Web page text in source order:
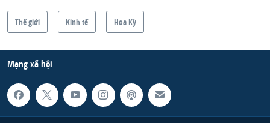
Thế giới Kinh tế Hoa Kỳ
Mạng xã hội